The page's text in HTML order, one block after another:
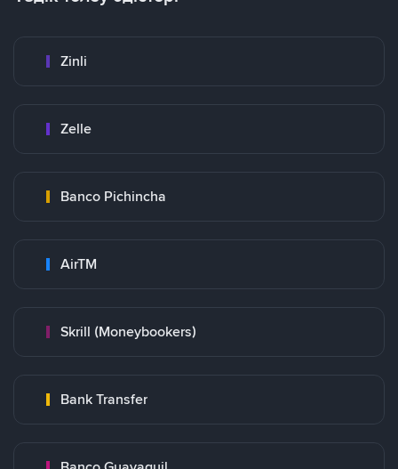
Zinli
Zelle
Banco Pichincha
AirTM
Skrill (Moneybookers)
Bank Transfer